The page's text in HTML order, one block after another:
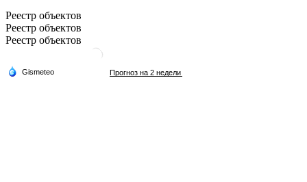
Реестр объектов
Реестр объектов
Реестр объектов